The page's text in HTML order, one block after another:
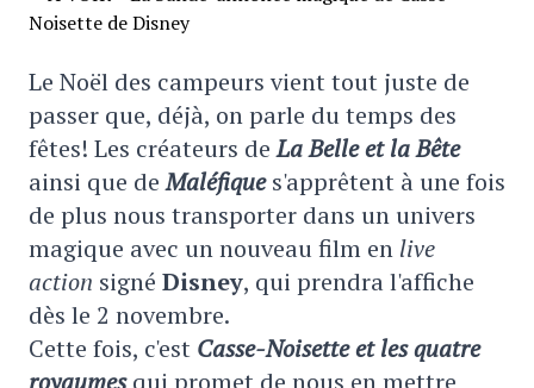
Le Noël des campeurs vient tout juste de
passer que, déjà, on parle du temps des
fêtes! Les créateurs deLa Belle et la Bête
ainsi que deMaléfiques'apprêtent à une fois
de plus nous transporter dans un univers
magique avec un nouveau film en live
action signé Disney, qui prendra l'affiche
dès le 2 novembre.
Cette fois, c'est Casse-Noisette et les quatre
royaumesqui promet de nous en mettre